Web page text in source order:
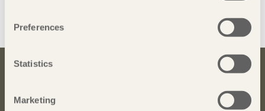
Preferences
Statistics
Marketing
Anmäl dig här för att få information om publikationer,